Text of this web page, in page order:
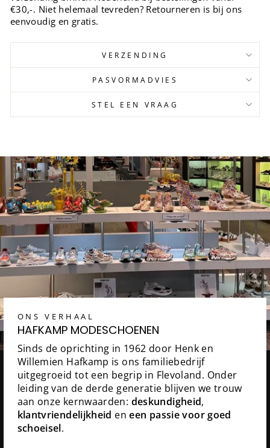
€30,-. Niet helemaal tevreden? Retourneren is bij ons
eenvoudig en gratis.
VERZENDING
PASVORMADVIES
STEL EEN VRAAG
ONS VERHAAL
HAFKAMP MODESCHOENEN
Sinds de oprichting in 1962 door Henk en
Willemien Hafkamp is ons familiebedrijf
uitgegroeid tot een begrip in Flevoland. Onder
leiding van de derde generatie blijven we trouw
aan onze kernwaarden: deskundigheid,
klantvriendelijkheid eneen passie voor goed
schoeisel.